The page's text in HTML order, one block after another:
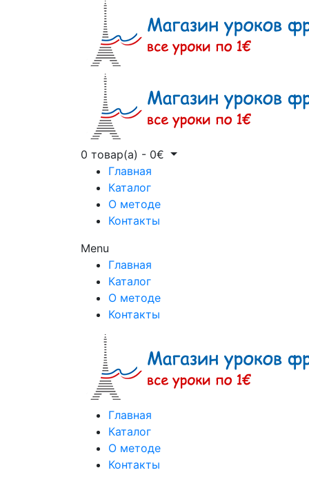
0 товар(а) - 0€
Главная
Каталог
О методе
Контакты
Menu
Главная
Каталог
О методе
Контакты
Главная
Каталог
О методе
Контакты